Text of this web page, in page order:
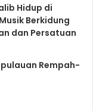
Hidup di
Berkidung
dan Persatuan
Rempah-